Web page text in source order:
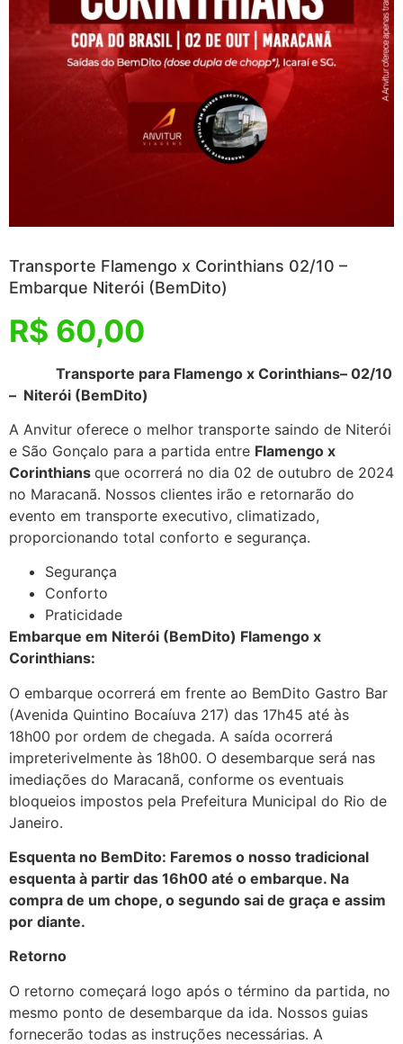
Transporte Flamengo x Corinthians 02/10 –
Embarque Niterói (BemDito)
R$ 60,00
Transporte para Flamengo x Corinthians– 02/10
– Niterói (BemDito)
A Anvitur oferece o melhor transporte saindo de Niterói
e São Gonçalo para a partida entre Flamengo x
Corinthians que ocorrerá no dia 02 de outubro de 2024
no Maracanã. Nossos clientes irão e retornarão do
evento em transporte executivo, climatizado,
proporcionando total conforto e segurança.
Segurança
Conforto
Praticidade
Embarque em Niterói (BemDito) Flamengo x
Corinthians:
O embarque ocorrerá em frente ao BemDito Gastro Bar
(Avenida Quintino Bocaíuva 217) das 17h45 até às
18h00 por ordem de chegada. A saída ocorrerá
impreterivelmente às 18h00. O desembarque será nas
imediações do Maracanã, conforme os eventuais
bloqueios impostos pela Prefeitura Municipal do Rio de
Janeiro.
Esquenta no BemDito: Faremos o nosso tradicional
esquenta à partir das 16h00 até o embarque. Na
compra de um chope, o segundo sai de graça e assim
por diante.
Retorno
O retorno começará logo após o término da partida, no
mesmo ponto de desembarque da ida. Nossos guias
fornecerão todas as instruções necessárias. A